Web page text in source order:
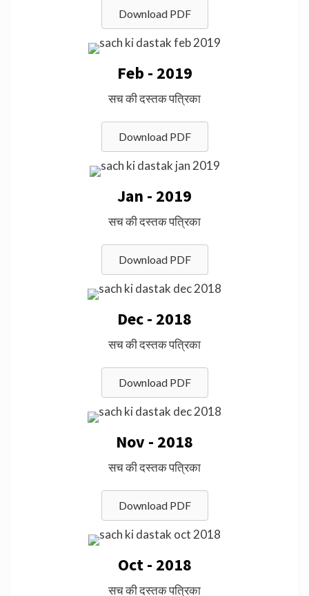
Download PDF
Feb - 2019
सच की दस्तक पत्रिका
Download PDF
Jan - 2019
सच की दस्तक पत्रिका
Download PDF
Dec - 2018
सच की दस्तक पत्रिका
Download PDF
Nov - 2018
सच की दस्तक पत्रिका
Download PDF
Oct - 2018
सच की दस्तक पत्रिका